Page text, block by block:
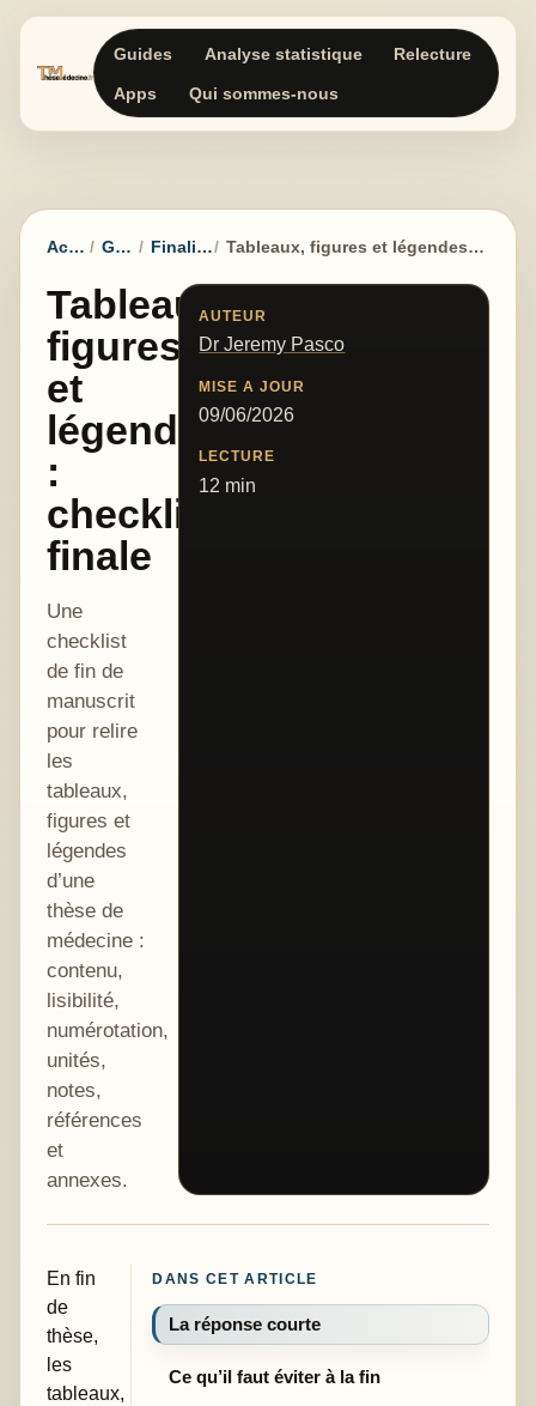
Guides Analyse statistique Relecture
Apps Qui sommes-nous
Accueil Guides Finalisation Tableaux, figures et légendes : checklist finale
Tableaux,
figures
et
légendes
:
checklist
finale
Une
checklist
de fin de
manuscrit
pour relire
les
tableaux,
figures et
légendes
d’une
thèse de
médecine :
contenu,
lisibilité,
numérotation,
unités,
notes,
références
et
annexes.
AUTEUR
Dr Jeremy Pasco
MISE A JOUR
09/06/2026
LECTURE
12 min
En fin
de
thèse,
les
tableaux,
DANS CET ARTICLE
La réponse courte
Ce qu’il faut éviter à la fin